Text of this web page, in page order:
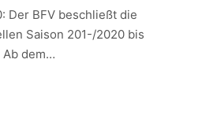
Der BFV beschließt die
Saison 201-/2020 bis
Ab dem…